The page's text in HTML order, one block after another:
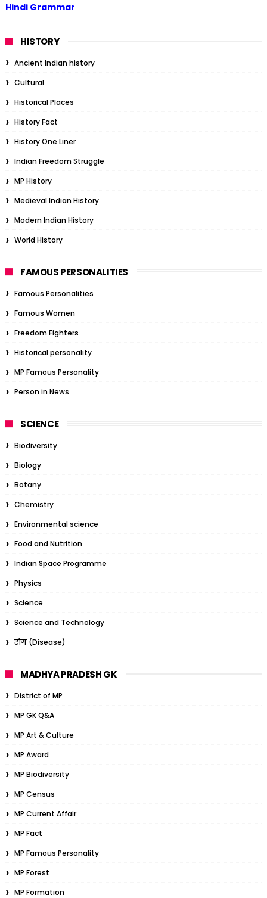
Hindi Grammar
HISTORY
Ancient Indian history
Cultural
Historical Places
History Fact
History One Liner
Indian Freedom Struggle
MP History
Medieval Indian History
Modern Indian History
World History
FAMOUS PERSONALITIES
Famous Personalities
Famous Women
Freedom Fighters
Historical personality
MP Famous Personality
Person in News
SCIENCE
Biodiversity
Biology
Botany
Chemistry
Environmental science
Food and Nutrition
Indian Space Programme
Physics
Science
Science and Technology
रोग (Disease)
MADHYA PRADESH GK
District of MP
MP GK Q&A
MP Art & Culture
MP Award
MP Biodiversity
MP Census
MP Current Affair
MP Fact
MP Famous Personality
MP Forest
MP Formation